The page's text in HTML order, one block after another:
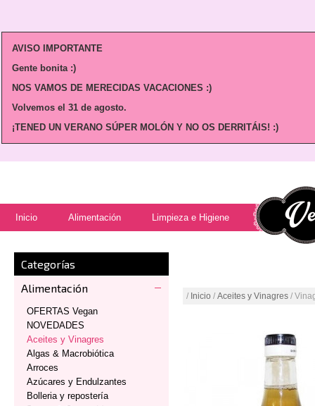
AVISO IMPORTANTE
Gente bonita :)
NOS VAMOS DE MERECIDAS VACACIONES :)
Volvemos el 31 de agosto.
¡TENED UN VERANO SÚPER MOLÓN Y NO OS DERRITÁIS! :)
Inicio Alimentación Limpieza e Higiene
Categorías
Alimentación
OFERTAS Vegan
NOVEDADES
Aceites y Vinagres
Algas & Macrobiótica
Arroces
Azúcares y Endulzantes
Bolleria y repostería
/ Inicio / Aceites y Vinagres /